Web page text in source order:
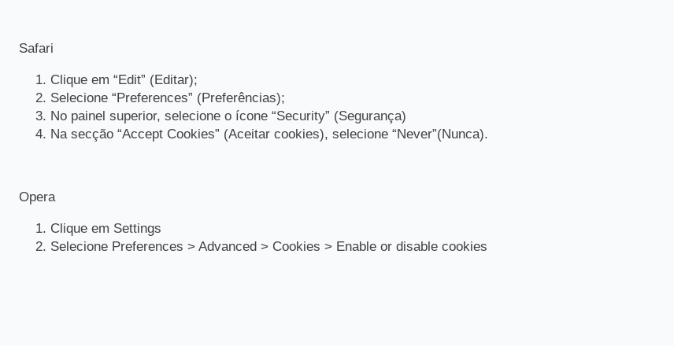
Safari
Clique em “Edit” (Editar);
Selecione “Preferences” (Preferências);
No painel superior, selecione o ícone “Security” (Segurança)
Na secção “Accept Cookies” (Aceitar cookies), selecione “Never”(Nunca).
Opera
Clique em Settings
Selecione Preferences > Advanced > Cookies > Enable or disable cookies